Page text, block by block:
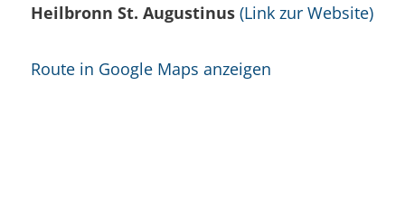
Heilbronn St. Augustinus (Link zur Website)
Route in Google Maps anzeigen